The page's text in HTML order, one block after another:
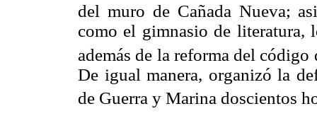
del muro de Cañada Nueva;
como el gimnasio de literatura,
además de la reforma del
De igual manera, organizó la
de Guerra y Marina doscientos